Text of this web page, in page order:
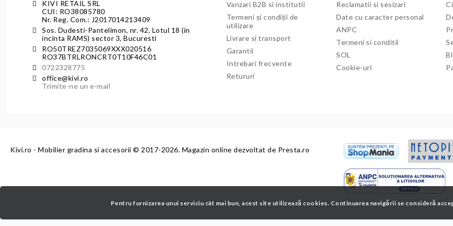
KIVI RETAIL SRL
CUI: RO38085780
Nr. Reg. Com.: J2017014213409
Sos. Dudesti-Pantelimon, nr. 42, Lotul 18 (in
incinta RAMS) sector 3, Bucuresti
RO50TREZ7035069XXX020516
RO37BTRLRONCRT0T10F46C01
0722328775
office@kivi.ro
Trimite-ne un e-mail
Vanzari B2B si institutii
Termeni și condiții de
utilizare
Livrare si transport
Garantii
Intrebari frecvente
Retururi
Reclamatii si sesizari
Date cu caracter personal
ANPC
Termeni si conditii
SOL
Cookie-uri
Kivi.ro - Mobilier gradina si accesorii © 2017-2026. Magazin online dezvoltat de Presta.ro
Pentru furnizarea unui serviciu cât mai bun, acest site utilizează cookies. Continuarea navigării se consideră